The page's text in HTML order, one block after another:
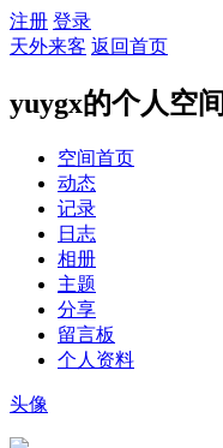
注册 登录
天外来客 返回首页
yuygx的个人空间
空间首页
动态
记录
日志
相册
主题
分享
留言板
个人资料
头像